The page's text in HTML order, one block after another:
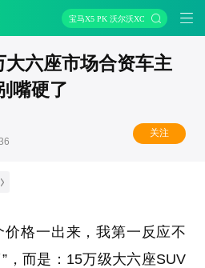
宝马X5 PK 沃尔沃XC90
六座市场合资车主
嘴硬了
关注
价格一出来，我第一反应不
，而是：15万级大六座SUV